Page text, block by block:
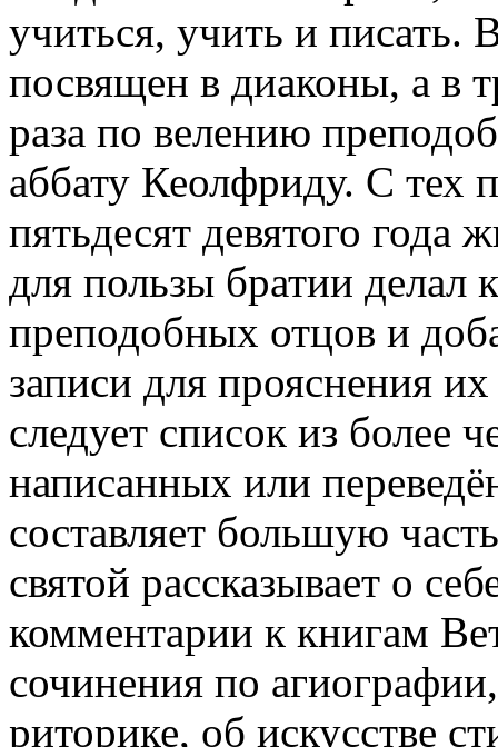
учиться, учить и писать.
посвящен в диаконы, а в
раза по велению
аббату Кеолфриду. С тех
пятьдесят девятого года
для пользы братии делал
преподобных отцов и
записи для прояснения
следует список из более
написанных или
составляет большую
святой рассказывает о
комментарии к книгам
сочинения по
риторике, об искусстве